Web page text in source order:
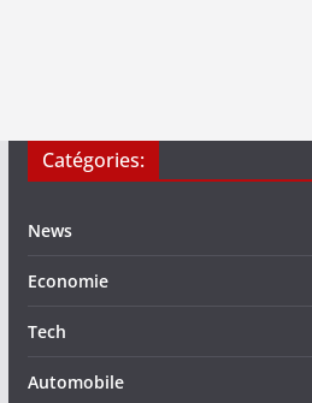
Catégories:
News
Economie
Tech
Automobile